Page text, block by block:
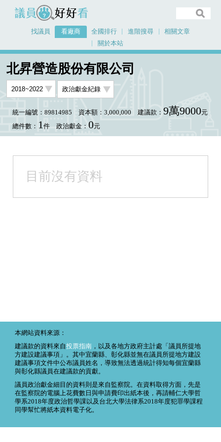
議員好好看
找議員 看廠商 全國排行 進階搜尋
相關文章
關於本站
北昇營造股份有限公司
統一編號：89814985 資本額：3,000,000 建議款： 9萬9000元
總件數： 1件 政治獻金： 0元
目前沒有資料
本網站資料來源：
建議款的資料來自投票指南 ，以及各地方政府主計處「議員所提地
方建設建議事項」。其中宜蘭縣、彰化縣並無在議員所提地方建設
建議事項文件中公布議員姓名，導致無法透過統計得知每個宜蘭縣
與彰化縣議員在建議款的貢獻。
議員政治獻金細目的資料則是來自監察院。在資料取得方面，先是
在監察院的電腦上花費數日與申請費印出紙本後，再請輔仁大學哲
學系2018年度政治哲學課以及台北大學法律系2018年度犯罪學課程
同學幫忙將紙本資料電子化。